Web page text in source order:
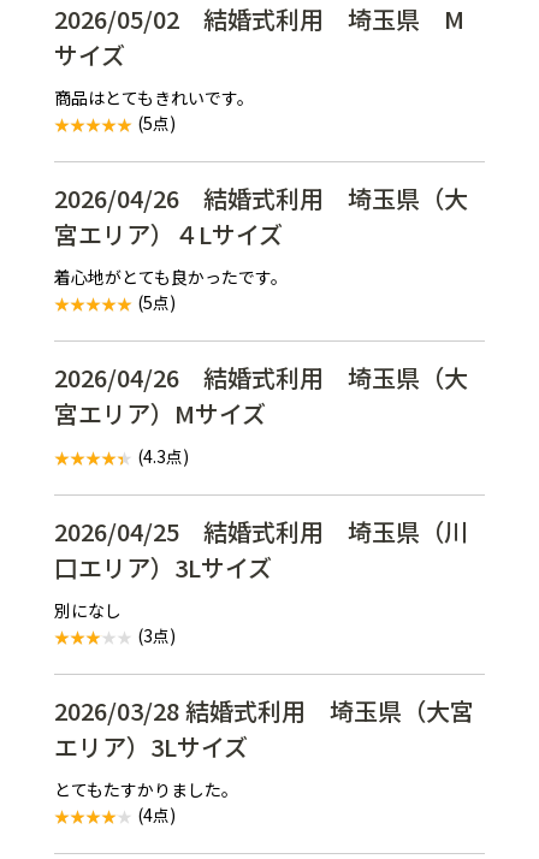
2026/05/02 結婚式利用 埼玉県 M
サイズ
商品はとてもきれいです。
(5点)
2026/04/26 結婚式利用 埼玉県（大
宮エリア）４Lサイズ
着心地がとても良かったです。
(5点)
2026/04/26 結婚式利用 埼玉県（大
宮エリア）Mサイズ
(4.3点)
2026/04/25 結婚式利用 埼玉県（川
口エリア）3Lサイズ
別になし
(3点)
2026/03/28 結婚式利用 埼玉県（大宮
エリア）3Lサイズ
とてもたすかりました。
(4点)